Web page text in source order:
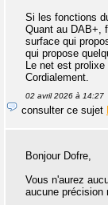
Si les fonctions
Quant au DAB+,
surface qui
qui propose
Le net est
Cordialement.
02 avril 2026 à 14:27
consulter ce sujet
Bonjour Dofre,
Vous n'aurez
aucune précision